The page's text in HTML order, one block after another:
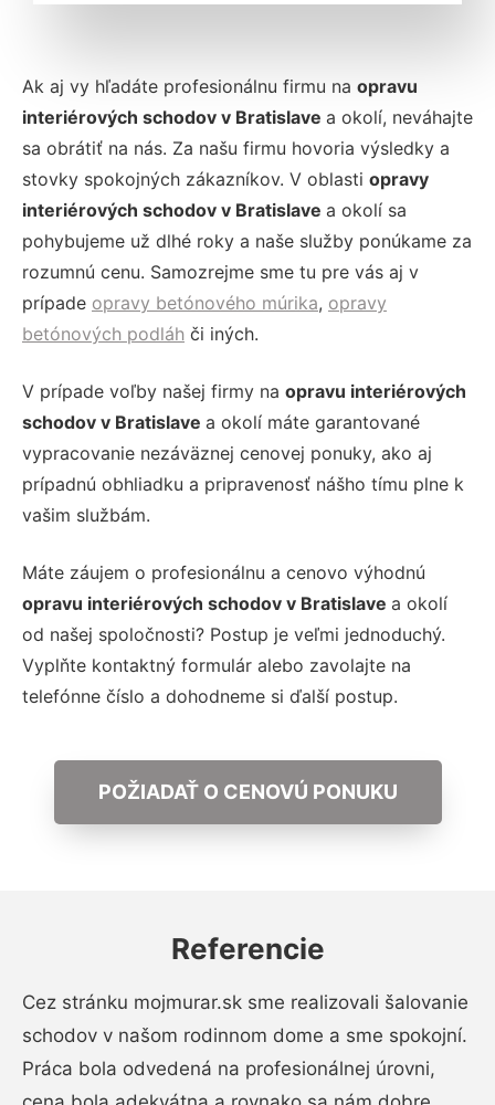
Ak aj vy hľadáte profesionálnu firmu na opravu
interiérových schodov v Bratislave a okolí, neváhajte
sa obrátiť na nás. Za našu firmu hovoria výsledky a
stovky spokojných zákazníkov. V oblasti opravy
interiérových schodov v Bratislave a okolí sa
pohybujeme už dlhé roky a naše služby ponúkame za
rozumnú cenu. Samozrejme sme tu pre vás aj v
prípade opravy betónového múrika, opravy
betónových podláh či iných.
V prípade voľby našej firmy na opravu interiérových
schodov v Bratislave a okolí máte garantované
vypracovanie nezáväznej cenovej ponuky, ako aj
prípadnú obhliadku a pripravenosť nášho tímu plne k
vašim službám.
Máte záujem o profesionálnu a cenovo výhodnú
opravu interiérových schodov v Bratislave a okolí
od našej spoločnosti? Postup je veľmi jednoduchý.
Vyplňte kontaktný formulár alebo zavolajte na
telefónne číslo a dohodneme si ďalší postup.
POŽIADAŤ O CENOVÚ PONUKU
Referencie
Cez stránku mojmurar.sk sme realizovali šalovanie
schodov v našom rodinnom dome a sme spokojní.
Práca bola odvedená na profesionálnej úrovni,